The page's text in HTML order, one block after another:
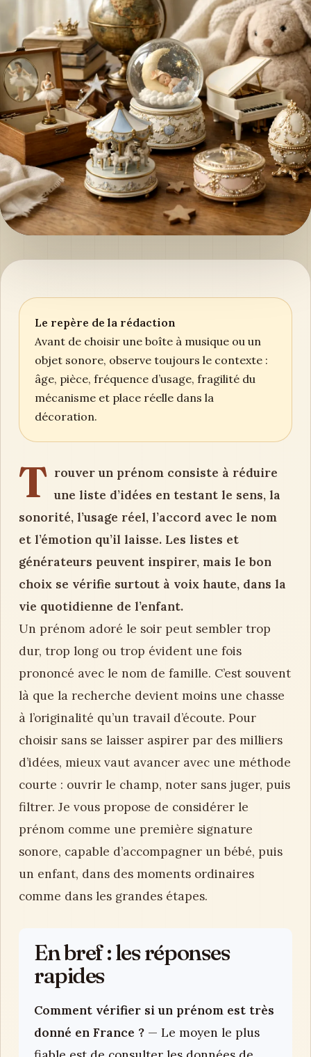
Le repère de la rédaction
Avant de choisir une boîte à musique ou un
objet sonore, observe toujours le contexte :
âge, pièce, fréquence d’usage, fragilité du
mécanisme et place réelle dans la
décoration.
T rouver un prénom consiste à réduire
une liste d’idées en testant le sens, la
sonorité, l’usage réel, l’accord avec le nom
et l’émotion qu’il laisse. Les listes et
générateurs peuvent inspirer, mais le bon
choix se vérifie surtout à voix haute, dans la
vie quotidienne de l’enfant.
Un prénom adoré le soir peut sembler trop
dur, trop long ou trop évident une fois
prononcé avec le nom de famille. C’est souvent
là que la recherche devient moins une chasse
à l’originalité qu’un travail d’écoute. Pour
choisir sans se laisser aspirer par des milliers
d’idées, mieux vaut avancer avec une méthode
courte : ouvrir le champ, noter sans juger, puis
filtrer. Je vous propose de considérer le
prénom comme une première signature
sonore, capable d’accompagner un bébé, puis
un enfant, dans des moments ordinaires
comme dans les grandes étapes.
En bref : les réponses
rapides
Comment vérifier si un prénom est très
donné en France ? — Le moyen le plus